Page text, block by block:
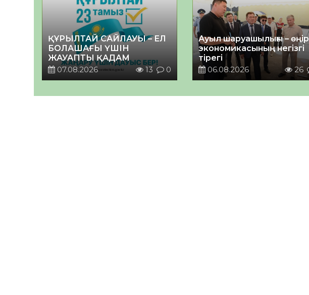
ҚҰРЫЛТАЙ САЙЛАУЫ – ЕЛ
БОЛАШАҒЫ ҮШІН
ЖАУАПТЫ ҚАДАМ
07.08.2026
13 0
Ауыл шаруашылығы – өңір
экономикасының негізгі
тірегі
06.08.2026
26